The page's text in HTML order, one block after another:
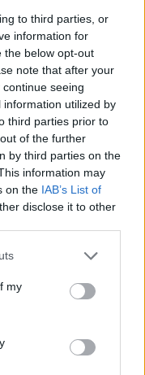
to third parties, or
information for
the below opt-out
note that after your
seeing
utilized by
third parties prior to
of the further
by third parties on the
information may
on the IAB’s List of
disclose it to other
my
zakonika je
javno spodbujanje
z žaljivimi,
vsebinami
→
Studia